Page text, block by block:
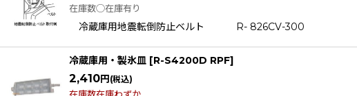
在庫数◯在庫有り
冷蔵庫用地震転倒防止ベルト R- 826CV-
冷蔵庫用・製氷皿 [R-S4200D RPF]
2,410円 (税込)
在庫数在庫わずか